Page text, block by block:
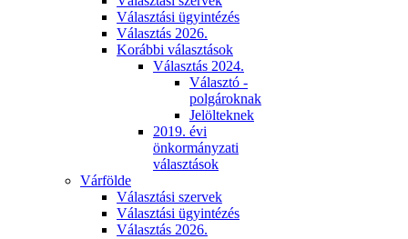
Választási ügyintézés
Választás 2026.
Korábbi választások
Választás 2024.
Választó -
polgároknak
Jelölteknek
2019. évi
önkormányzati
választások
Várfölde
Választási szervek
Választási ügyintézés
Választás 2026.